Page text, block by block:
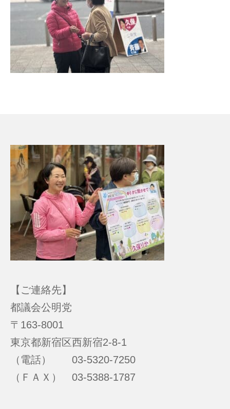
【ご連絡先】
都議会公明党
〒163-8001
東京都新宿区西新宿2-8-1
（電話） 03-5320-7250
（ＦＡＸ） 03-5388-1787